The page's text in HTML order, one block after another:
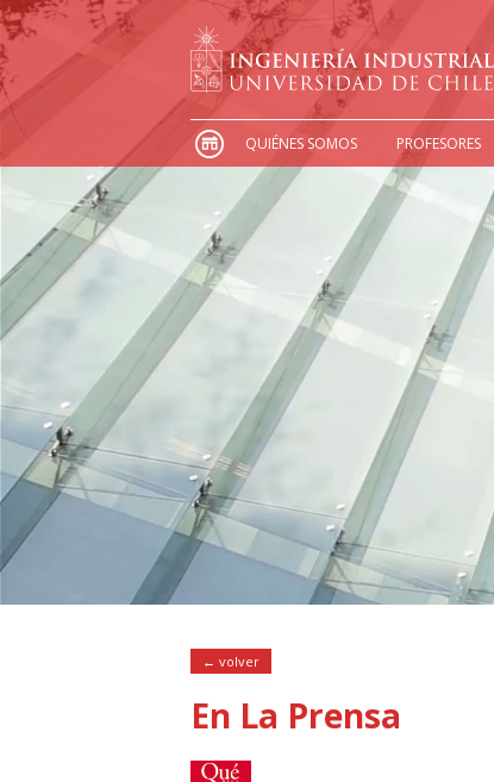
QUIÉNES SOMOS PROFESORES
← volver
En La Prensa